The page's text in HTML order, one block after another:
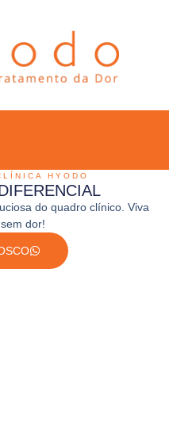
HYODO
do quadro clínico. Viva
dor!